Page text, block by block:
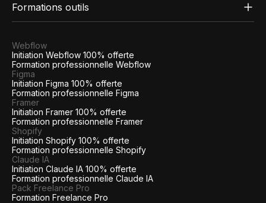
Formations outils
Webflow
Initiation Webflow 100% offerte
Formation professionnelle Webflow
Figma
Initiation Figma 100% offerte
Formation professionnelle Figma
Framer
Initiation Framer 100% offerte
Formation professionnelle Framer
Shopify
Initiation Shopify 100% offerte
Formation professionnelle Shopify
Claude IA
Initiation Claude IA 100% offerte
Formation professionnelle Claude IA
Pack Freelance Pro
Formation Freelance Pro